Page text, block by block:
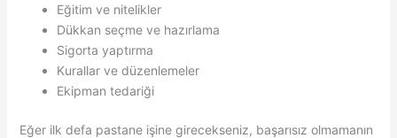
Eğitim ve nitelikler
Dükkan seçme ve hazırlama
Sigorta yaptırma
Kurallar ve düzenlemeler
Ekipman tedariği
Eğer ilk defa pastane işine girecekseniz, başarısız olmamanın